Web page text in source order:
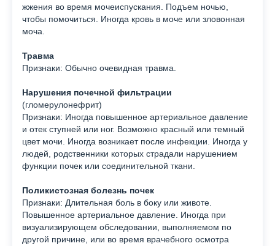
жжения во время мочеиспускания. Подъем ночью,
чтобы помочиться. Иногда кровь в моче или зловонная
моча.
Травма
Признаки: Обычно очевидная травма.
Нарушения почечной фильтрации
(гломерулонефрит)
Признаки: Иногда повышенное артериальное давление
и отек ступней или ног. Возможно красный или темный
цвет мочи. Иногда возникает после инфекции. Иногда у
людей, родственники которых страдали нарушением
функции почек или соединительной ткани.
Поликистозная болезнь почек
Признаки: Длительная боль в боку или животе.
Повышенное артериальное давление. Иногда при
визуализирующем обследовании, выполняемом по
другой причине, или во время врачебного осмотра